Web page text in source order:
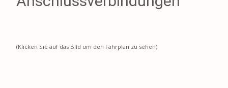
(Klicken Sie auf das Bild um den Fahrplan zu sehen)